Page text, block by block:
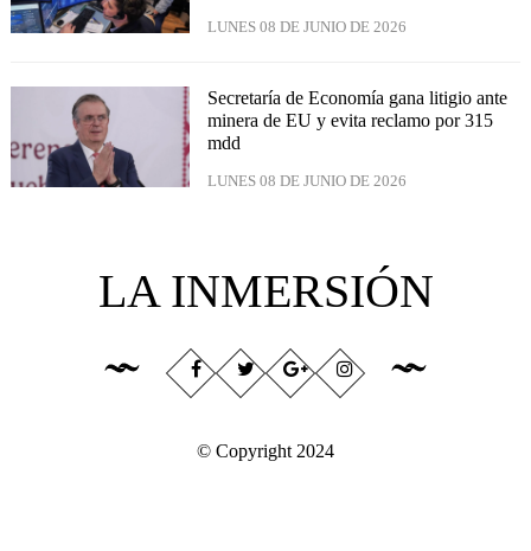
LUNES 08 DE JUNIO DE 2026
Secretaría de Economía gana litigio ante
minera de EU y evita reclamo por 315
mdd
LUNES 08 DE JUNIO DE 2026
LA INMERSIÓN
© Copyright 2024